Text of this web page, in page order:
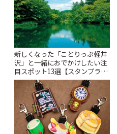
新しくなった「ことりっぷ軽井
沢」と一緒におでかけしたい注
目スポット13選【スタンプラリ
ー開催中】 | ことりっぷ